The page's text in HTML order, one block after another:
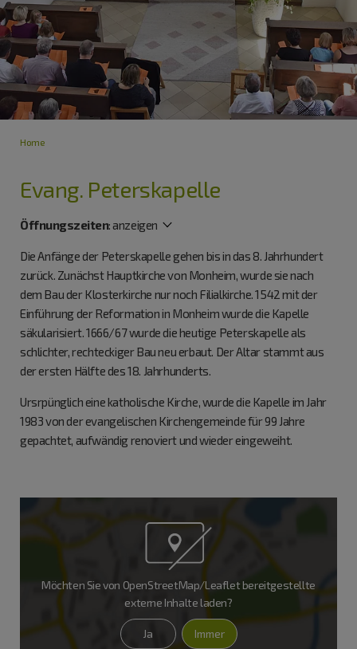
Home
Evang. Peterskapelle
Öffnungszeiten:anzeigen
Die Anfänge der Peterskapelle gehen bis in das 8. Jahrhundert
zurück. Zunächst Hauptkirche von Monheim, wurde sie nach
dem Bau der Klosterkirche nur noch Filialkirche. 1542 mit der
Einführung der Reformation in Monheim wurde die Kapelle
säkularisiert. 1666/67 wurde die heutige Peterskapelle als
schlichter, rechteckiger Bau neu erbaut. Der Altar stammt aus
der ersten Hälfte des 18. Jahrhunderts.
Ursrpünglich eine katholische Kirche, wurde die Kapelle im Jahr
1983 von der evangelischen Kirchengemeinde für 99 Jahre
gepachtet, aufwändig renoviert und wieder eingeweiht.
Möchten Sie von OpenStreetMap/Leafletbereitgestellte
externe Inhalte laden?
Ja Immer